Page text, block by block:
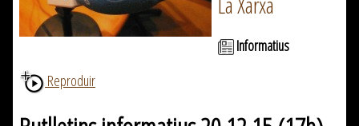
Informatius
Reproduir